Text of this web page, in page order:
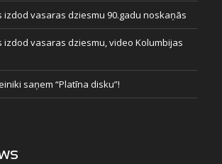
izdod vasaras dziesmu 90.gadu noskaņās
izdod vasaras dziesmu, video Kolumbijas
saņem “Platīna disku”!